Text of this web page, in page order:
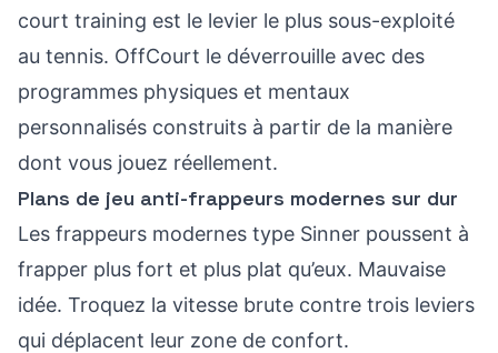
court training est le levier le plus sous-exploité
au tennis. OffCourt le déverrouille avec des
programmes physiques et mentaux
personnalisés construits à partir de la manière
dont vous jouez réellement.
Plans de jeu anti-frappeurs modernes sur dur
Les frappeurs modernes type Sinner poussent à
frapper plus fort et plus plat qu’eux. Mauvaise
idée. Troquez la vitesse brute contre trois leviers
qui déplacent leur zone de confort.